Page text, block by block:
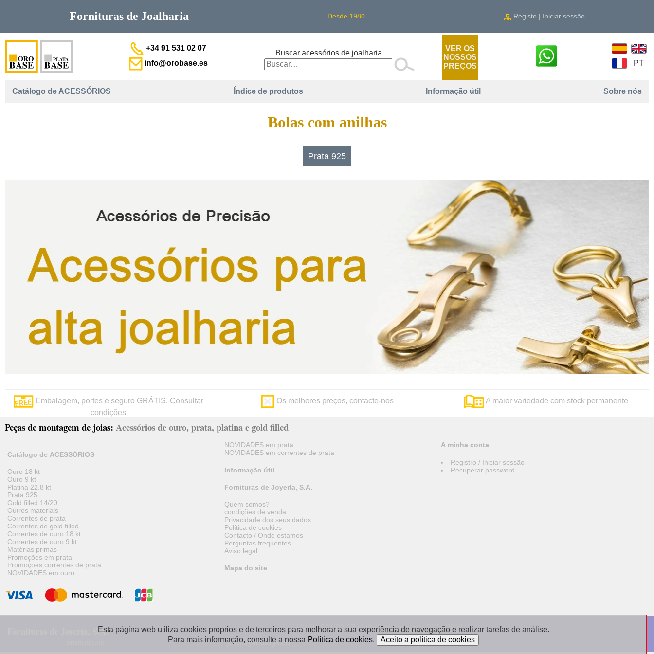
Fornituras de Joalharia Desde 1980 Registo | Iniciar sessão
+34 91 531 02 07
info@orobase.es
Buscar acessórios de joalharia
VER OS
NOSSOS
PREÇOS
PT
Catálogo de ACESSÓRIOS Índice de produtos Informação útil Sobre nós
Bolas com anilhas
Prata 925
Embalagem, portes e seguro GRÁTIS. Consultar
condições
Os melhores preços, contacte-nos A maior variedade com stock permanente
Peças de montagem de joias: Acessórios de ouro, prata, platina e gold filled
Catálogo de ACESSÓRIOS
Ouro 18 kt
Ouro 9 kt
Platina 22.8 kt
Prata 925
Gold filled 14/20
Outros materiais
Correntes de prata
Correntes de gold filled
Correntes de ouro 18 kt
Correntes de ouro 9 kt
Matérias primas
Promoções em prata
Promoções correntes de prata
NOVIDADES em ouro
NOVIDADES em prata
NOVIDADES em correntes de prata
Informação útil
Fornituras de Joyería, S.A.
Quem somos?
condições de venda
Privacidade dos seus dados
Política de cookies
Contacto / Onde estamos
Perguntas frequentes
Aviso legal
Mapa do site
A minha conta
Registro / Iniciar sessão
Recuperar password
Fornituras de Joyería, S.A.
+34 91 531 02 07 · info@orobase.es · 2004/2026
jewelryfindings.eu appretsdebijoux.fr
Esta página web utiliza cookies próprios e de terceiros para melhorar a sua experiência de navegação e realizar tarefas de análise.
Para mais informação, consulte a nossa Política de cookies.